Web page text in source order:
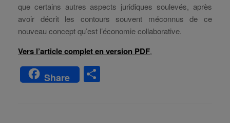
que certains autres aspects juridiques soulevés, après
avoir décrit les contours souvent méconnus de ce
nouveau concept qu’est l’économie collaborative.
Vers l’article complet en version PDF.
Share